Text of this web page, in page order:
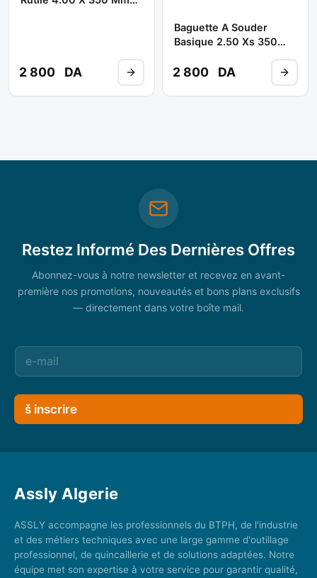
2 800 DA
Baguette A Souder
Basique 2.50 Xs 350
) ** EULMA
2 800 DA
Restez Informé Des Dernières Offres
Abonnez-vous à notre newsletter et recevez en avant-
première nos promotions, nouveautés et bons plans exclusifs
— directement dans votre boîte mail.
š inscrire
Assly Algerie
ASSLY accompagne les professionnels du BTPH, de l'industrie
et des métiers techniques avec une large gamme d'outillage
professionnel, de quincaillerie et de solutions adaptées. Notre
équipe met son expertise à votre service pour garantir qualité,